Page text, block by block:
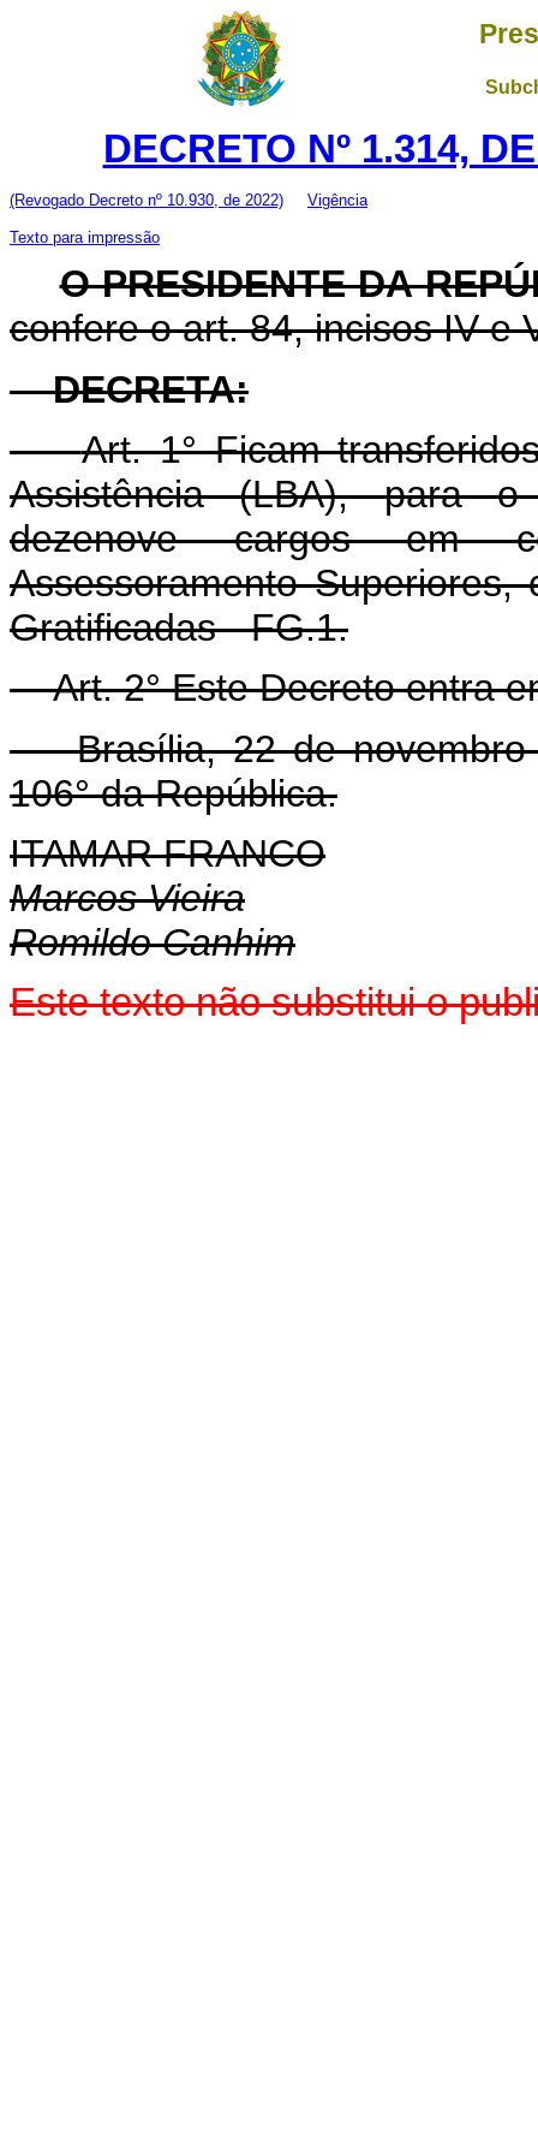
DECRETO Nº 1.314,
(Revogado Decreto nº 10.930, de 2022) Vigência
Texto para impressão
O PRESIDENTE DA
confere o art. 84, incisos IV e
DECRETA:
Art. 1° Ficam
Assistência (LBA), para
dezenove cargos em
Assessoramento
Gratificadas - FG.1.
Art. 2° Este Decreto entra
Brasília, 22 de
106° da República.
ITAMAR FRANCO
Marcos Vieira
Romildo Canhim
Este texto não substitui o